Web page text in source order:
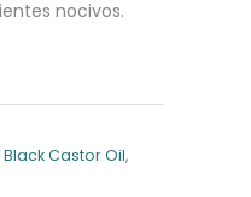
nocivos.
Castor Oil,